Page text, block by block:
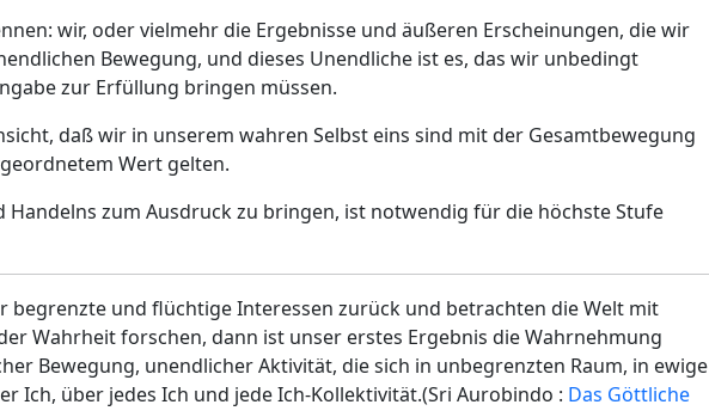
wir, oder vielmehr die Ergebnisse und äußeren Erscheinungen, die wir
Bewegung, und dieses Unendliche ist es, das wir unbedingt
zur Erfüllung bringen müssen.
daß wir in unserem wahren Selbst eins sind mit der Gesamtbewegung
Wert gelten.
Handelns zum Ausdruck zu bringen, ist notwendig für die höchste Stufe
begrenzte und flüchtige Interessen zurück und betrachten die Welt mit
Wahrheit forschen, dann ist unser erstes Ergebnis die Wahrnehmung
Bewegung, unendlicher Aktivität, die sich in unbegrenzten Raum, in ewige
Ich, über jedes Ich und jede Ich-Kollektivität.(Sri Aurobindo : Das Göttliche